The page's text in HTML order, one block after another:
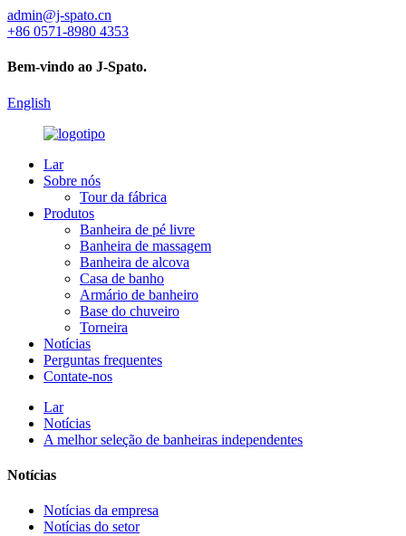
admin@j-spato.cn
+86 0571-8980 4353
Bem-vindo ao J-Spato.
English
Lar
Sobre nós
Tour da fábrica
Produtos
Banheira de pé livre
Banheira de massagem
Banheira de alcova
Casa de banho
Armário de banheiro
Base do chuveiro
Torneira
Notícias
Perguntas frequentes
Contate-nos
Lar
Notícias
A melhor seleção de banheiras independentes
Notícias
Notícias da empresa
Notícias do setor